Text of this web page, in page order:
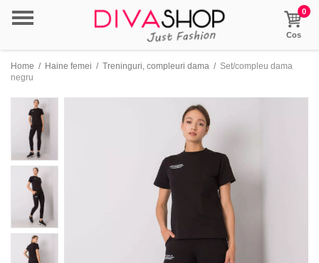
0
Cos
Home / Haine femei / Treninguri, compleuri dama / Set/compleu dama
negru